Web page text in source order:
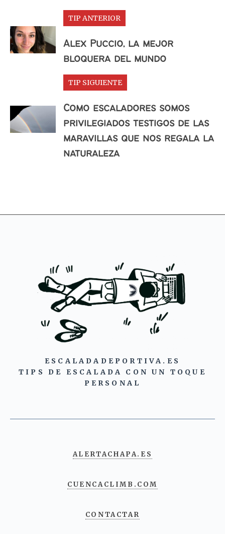
TIP ANTERIOR
Alex Puccio, la mejor
bloquera del mundo
TIP SIGUIENTE
Como escaladores somos
privilegiados testigos de las
maravillas que nos regala la
naturaleza
ESCALADADEPORTIVA.ES
TIPS DE ESCALADA CON UN TOQUE
PERSONAL
ALERTACHAPA.ES
CUENCACLIMB.COM
CONTACTAR